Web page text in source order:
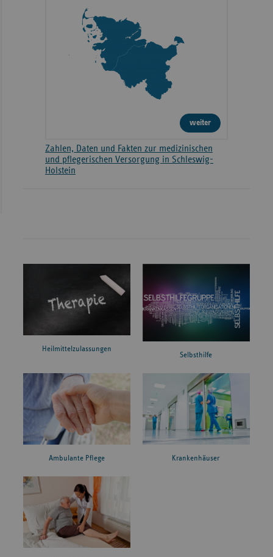
weiter
Zahlen, Daten und Fakten zur medizinischen
und pflegerischen Versorgung in Schleswig-
Holstein
Heilmittelzulassungen
Selbsthilfe
Ambulante Pflege Krankenhäuser